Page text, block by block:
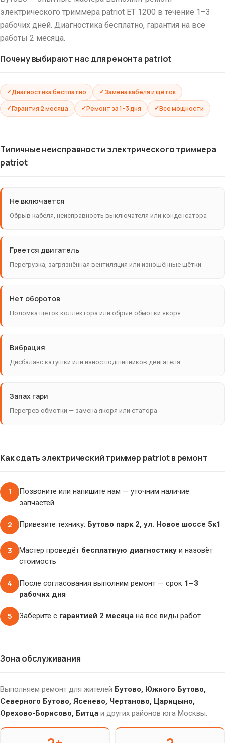
электрического триммера patriot ET 1200 в течение 1–3
рабочих дней. Диагностика бесплатно, гарантия на все
работы 2 месяца.
Почему выбирают нас для ремонта patriot
Диагностика бесплатно
Замена кабеля и щёток
Гарантия 2 месяца
Ремонт за 1–3 дня Все мощности
Типичные неисправности электрического триммера
patriot
Не включается
Обрыв кабеля, неисправность выключателя или конденсатора
Греется двигатель
Перегрузка, загрязнённая вентиляция или изношённые щётки
Нет оборотов
Поломка щёток коллектора или обрыв обмотки якоря
Вибрация
Дисбаланс катушки или износ подшипников двигателя
Запах гари
Перегрев обмотки — замена якоря или статора
Как сдать электрический триммер patriot в ремонт
1
Позвоните или напишите нам — уточним наличие
запчастей
2 Привезите технику: Бутово парк 2, ул. Новое шоссе 5к1
3 Мастер проведёт бесплатную диагностику и назовёт
стоимость
4 После согласования выполним ремонт — срок 1–3
рабочих дня
5 Заберите с гарантией 2 месяца на все виды работ
Зона обслуживания
Выполняем ремонт для жителей Бутово, Южного Бутово,
Северного Бутово, Ясенево, Чертаново, Царицыно,
Орехово-Борисово, Битца и других районов юга Москвы.